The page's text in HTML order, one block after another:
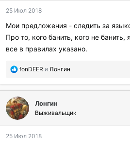
а
и
л
и
25 Июл 2018
Мои предложения - следить за
Про то, кого банить, кого не банить,
все в правилах указано.
П
б
л
а
г
о
а
fonDEER и Лонгин
Лонгин
Выживальщик
25 Июл 2018